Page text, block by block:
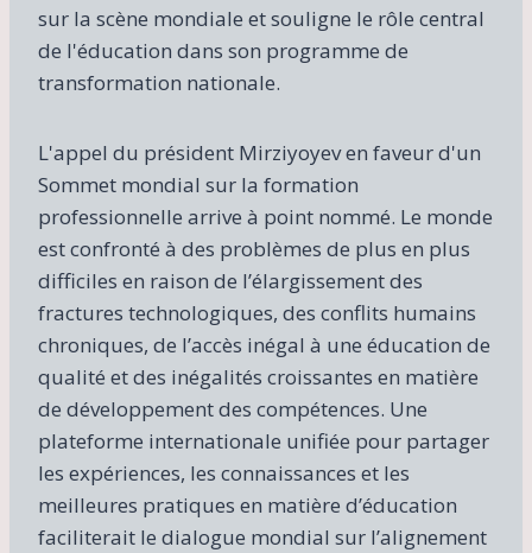
sur la scène mondiale et souligne le rôle central
de l'éducation dans son programme de
transformation nationale.
L'appel du président Mirziyoyev en faveur d'un
Sommet mondial sur la formation
professionnelle arrive à point nommé. Le monde
est confronté à des problèmes de plus en plus
difficiles en raison de l’élargissement des
fractures technologiques, des conflits humains
chroniques, de l’accès inégal à une éducation de
qualité et des inégalités croissantes en matière
de développement des compétences. Une
plateforme internationale unifiée pour partager
les expériences, les connaissances et les
meilleures pratiques en matière d’éducation
faciliterait le dialogue mondial sur l’alignement